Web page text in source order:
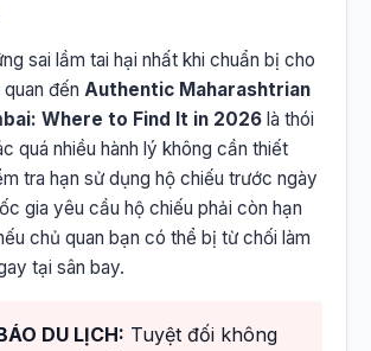
sai lầm tai hại nhất khi chuẩn bị cho
đến Authentic Maharashtrian
Where to Find It in 2026 là thói
quá nhiều hành lý không cần thiết
tra hạn sử dụng hộ chiếu trước ngày
gia yêu cầu hộ chiếu phải còn hạn
chủ quan bạn có thể bị từ chối làm
tại sân bay.
DU LỊCH: Tuyệt đối không